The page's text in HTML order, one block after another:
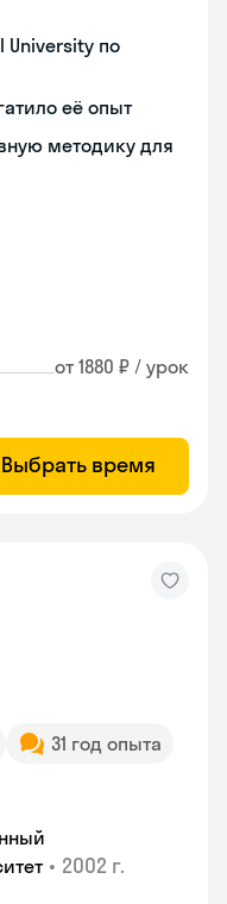
University по
её опыт
методику для
от 1880 ₽ / урок
Выбрать время
31 год опыта
• 2002 г.